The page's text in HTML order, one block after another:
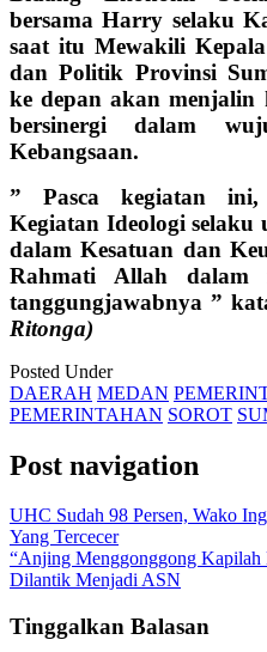
bersama Harry selaku
saat itu Mewakili
dan Politik Provinsi
ke depan akan menjalin
bersinergi dalam
Kebangsaan.
” Pasca kegiatan
Kegiatan Ideologi
dalam Kesatuan dan
Rahmati Allah dalam
tanggungjawabnya ”
Ritonga)
Posted Under
DAERAH MEDAN
PEMERINTAHAN SOROT
Post navigation
UHC Sudah 98 Persen, Wako
Yang Tercecer
“Anjing Menggonggong
Dilantik Menjadi ASN
Tinggalkan Balasan